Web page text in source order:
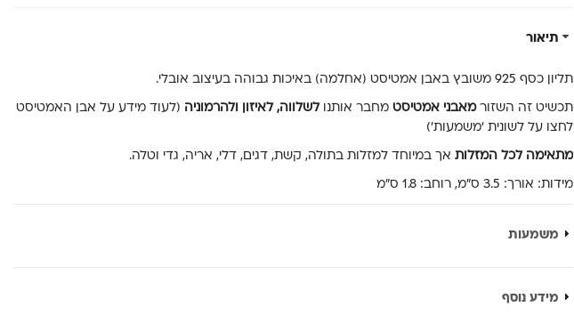
תיאור
תליון כסף 925 משובץ באבן אמטיסט (אחלמה) באיכות גבוהה בעיצוב אובלי.
תכשיט זה השזורמאבני אמטיסטמחבר אותנולשלווה, לאיזון ולהרמוניה (לעוד מידע על אבן האמטיסט
לחצו על לשונית ‘משמעות’)
מתאימה לכל המזלות אך במיוחד למזלות בתולה, קשת, דגים, דלי, אריה, גדי וטלה.
מידות: אורך: 3.5 ס”מ, רוחב: 1.8 ס”מ
משמעות
מידע נוסף